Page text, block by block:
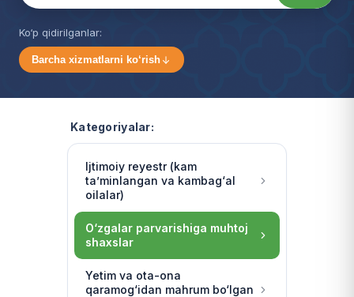
Ko‘p qidirilganlar:
Barcha xizmatlarni ko‘rish
Kategoriyalar:
Ijtimoiy reyestr (kam
ta’minlangan va kambag‘al
oilalar)
O‘zgalar parvarishiga muhtoj
shaxslar
Yetim va ota-ona
qaramog‘idan mahrum bo‘lgan